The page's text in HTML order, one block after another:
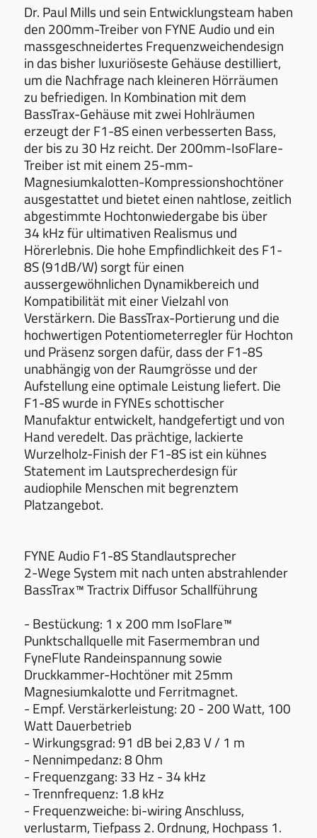
Dr. Paul Mills und sein Entwicklungsteam haben
den 200mm-Treiber von FYNE Audio und ein
massgeschneidertes Frequenzweichendesign
in das bisher luxuriöseste Gehäuse destilliert,
um die Nachfrage nach kleineren Hörräumen
zu befriedigen. In Kombination mit dem
BassTrax-Gehäuse mit zwei Hohlräumen
erzeugt der F1-8S einen verbesserten Bass,
der bis zu 30 Hz reicht. Der 200mm-IsoFlare-
Treiber ist mit einem 25-mm-
Magnesiumkalotten-Kompressionshochtöner
ausgestattet und bietet einen nahtlose, zeitlich
abgestimmte Hochtonwiedergabe bis über
34 kHz für ultimativen Realismus und
Hörerlebnis. Die hohe Empfindlichkeit des F1-
8S (91dB/W) sorgt für einen
aussergewöhnlichen Dynamikbereich und
Kompatibilität mit einer Vielzahl von
Verstärkern. Die BassTrax-Portierung und die
hochwertigen Potentiometerregler für Hochton
und Präsenz sorgen dafür, dass der F1-8S
unabhängig von der Raumgrösse und der
Aufstellung eine optimale Leistung liefert. Die
F1-8S wurde in FYNEs schottischer
Manufaktur entwickelt, handgefertigt und von
Hand veredelt. Das prächtige, lackierte
Wurzelholz-Finish der F1-8S ist ein kühnes
Statement im Lautsprecherdesign für
audiophile Menschen mit begrenztem
Platzangebot.
FYNE Audio F1-8S Standlautsprecher
2-Wege System mit nach unten abstrahlender
BassTrax™ Tractrix Diffusor Schallführung
- Bestückung: 1 x 200 mm IsoFlare™
Punktschallquelle mit Fasermembran und
FyneFlute Randeinspannung sowie
Druckkammer-Hochtöner mit 25mm
Magnesiumkalotte und Ferritmagnet.
- Empf. Verstärkerleistung: 20 - 200 Watt, 100
Watt Dauerbetrieb
- Wirkungsgrad: 91 dB bei 2,83 V / 1 m
- Nennimpedanz: 8 Ohm
- Frequenzgang: 33 Hz - 34 kHz
- Trennfrequenz: 1.8 kHz
- Frequenzweiche: bi-wiring Anschluss,
verlustarm, Tiefpass 2. Ordnung, Hochpass 1.